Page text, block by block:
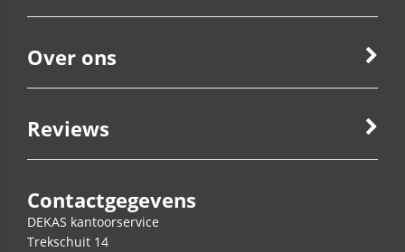
Over ons
Reviews
Contactgegevens
DEKAS kantoorservice
Trekschuit 14